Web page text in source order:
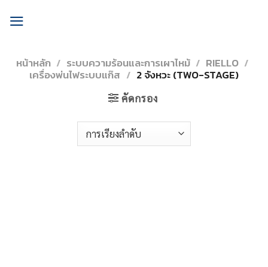
หน้าหลัก / ระบบความร้อนและการเผาไหม้ / RIELLO /
เครื่องพ่นไฟระบบแก๊ส / 2 จังหวะ (TWO-STAGE)
คัดกรอง